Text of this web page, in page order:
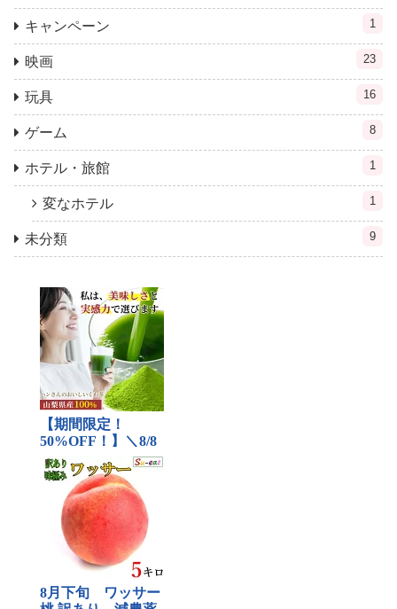
キャンペーン 1
映画 23
玩具 16
ゲーム 8
ホテル・旅館 1
変なホテル 1
未分類 9